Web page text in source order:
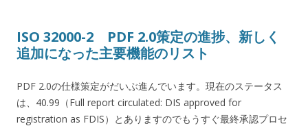
ISO 32000-2 PDF 2.0策定の進捗、新しく
追加になった主要機能のリスト
PDF 2.0の仕様策定がだいぶ進んでいます。現在のステータス
は、40.99（Full report circulated: DIS approved for
registration as FDIS）とありますのでもうすぐ最終承認プロセ